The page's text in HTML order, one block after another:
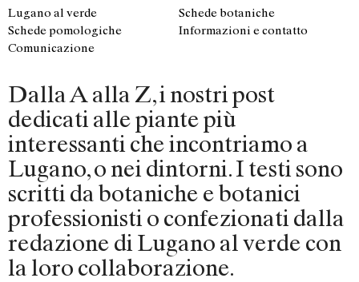
Lugano al verde
Schede botaniche
Schede pomologiche
Informazioni e contatto
Comunicazione
Dalla A alla Z, i nostri post
dedicati alle piante più
interessanti che incontriamo a
Lugano, o nei dintorni. I testi sono
scritti da botaniche e botanici
professionisti o confezionati dalla
redazione di Lugano al verde con
la loro collaborazione.